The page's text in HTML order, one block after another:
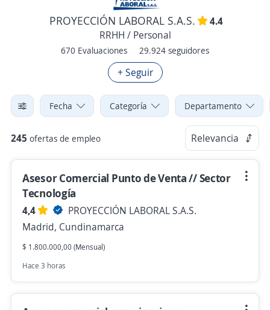
PROYECCIÓN LABORAL S.A.S.
4.4
RRHH / Personal
670 Evaluaciones 29.924 seguidores
+ Seguir
Fecha Categoría Departamento
245 ofertas de empleo Relevancia
Asesor Comercial Punto de Venta // Sector
Tecnología
4,4
PROYECCIÓN LABORAL S.A.S.
Madrid, Cundinamarca
$ 1.800.000,00 (Mensual)
Hace 3 horas